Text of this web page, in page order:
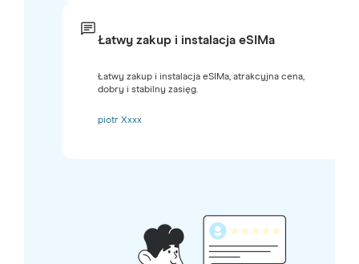
Łatwy zakup i instalacja eSIMa
Łatwy zakup i instalacja eSIMa, atrakcyjna cena,
dobry i stabilny zasięg.
piotr Xxxx